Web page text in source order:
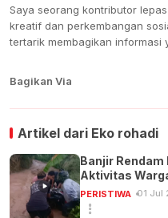
Saya seorang kontributor
kreatif dan perkembangan
tertarik membagikan informasi
Bagikan Via
Artikel dari Eko rohadi
Banjir Rendam
Aktivitas
PERISTIWA 01 Jul